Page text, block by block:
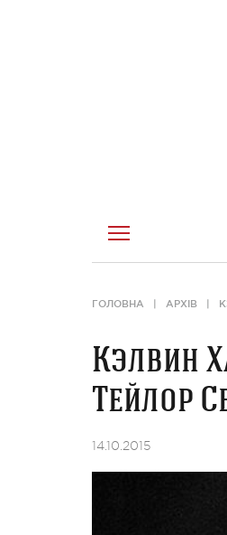
ГОЛОВНА АРХІВ
Кэлвин
Тейлор
14.10.2015